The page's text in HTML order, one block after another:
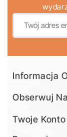
Informacja
Obserwuj
Twoje Konto